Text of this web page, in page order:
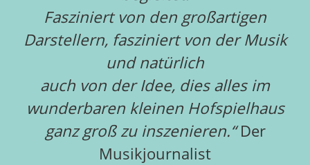
Fasziniert von den großartigen
Darstellern, fasziniert von der Musik
und natürlich
auch von der Idee, dies alles im
wunderbaren kleinen Hofspielhaus
ganz groß zu inszenieren.“Der
Musikjournalist